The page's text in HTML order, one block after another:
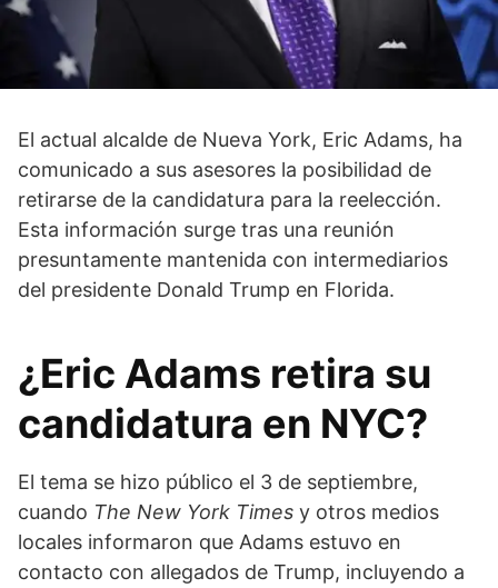
El actual alcalde de Nueva York, Eric Adams, ha
comunicado a sus asesores la posibilidad de
retirarse de la candidatura para la reelección.
Esta información surge tras una reunión
presuntamente mantenida con intermediarios
del presidente Donald Trump en Florida.
¿Eric Adams retira su
candidatura en NYC?
El tema se hizo público el 3 de septiembre,
cuando The New York Times y otros medios
locales informaron que Adams estuvo en
contacto con allegados de Trump, incluyendo a